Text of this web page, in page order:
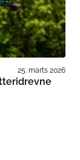
25. marts 2026